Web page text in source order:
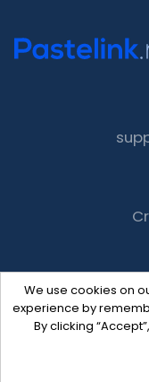
We use cookies on
experience by
By clicking